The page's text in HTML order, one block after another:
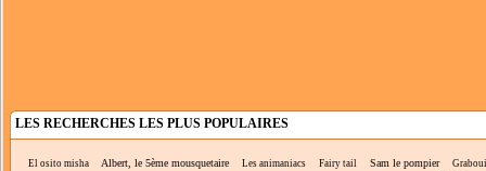
LES RECHERCHES LES PLUS POPULAIRES
El osito misha Albert, le 5ème mousquetaire Les animaniacs Fairy tail Sam le pompier